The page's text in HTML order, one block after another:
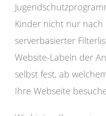
Kinder nicht nur nach
serverbasierter
Website-Labeln der
selbst fest, ab
Ihre Webseite